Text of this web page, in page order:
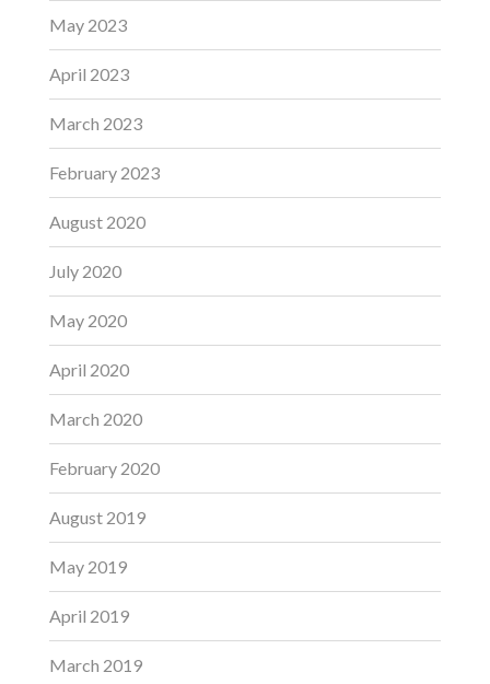
May 2023
April 2023
March 2023
February 2023
August 2020
July 2020
May 2020
April 2020
March 2020
February 2020
August 2019
May 2019
April 2019
March 2019